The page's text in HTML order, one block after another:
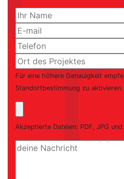
Für eine höhere Genauigkeit
Standortbestimmung zu aktivieren.
Akzeptierte Dateien: PDF, JPG